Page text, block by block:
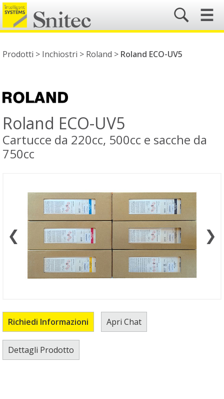
☰
Prodotti > Inchiostri > Roland > Roland ECO-UV5
Roland ECO-UV5
Cartucce da 220cc, 500cc e sacche da
750cc
❮ ❯
Richiedi Informazioni Apri Chat
Dettagli Prodotto